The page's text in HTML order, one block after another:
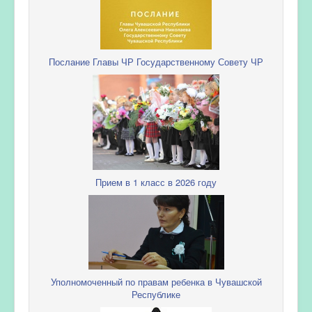
Послание Главы ЧР Государственному Совету ЧР
Прием в 1 класс в 2026 году
Уполномоченный по правам ребенка в Чувашской
Республике